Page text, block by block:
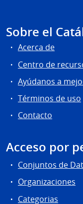
Sobre el
Acerca de
Centro de
Ayúdanos a
Términos de uso
Contacto
Acceso por
Conjuntos de
Organizaciones
Categorias